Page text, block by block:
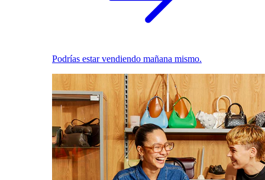
Podrías estar vendiendo mañana mismo.